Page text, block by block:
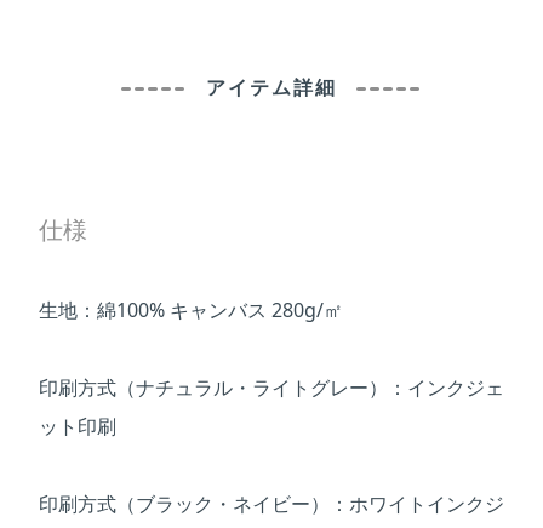
アイテム詳細
仕様
生地：綿100% キャンバス 280g/㎡
印刷方式（ナチュラル・ライトグレー）：インクジェ
ット印刷
印刷方式（ブラック・ネイビー）：ホワイトインクジ